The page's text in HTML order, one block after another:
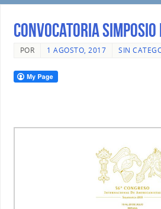
Convocatoria Simposio
POR 1 AGOSTO, 2017 SIN